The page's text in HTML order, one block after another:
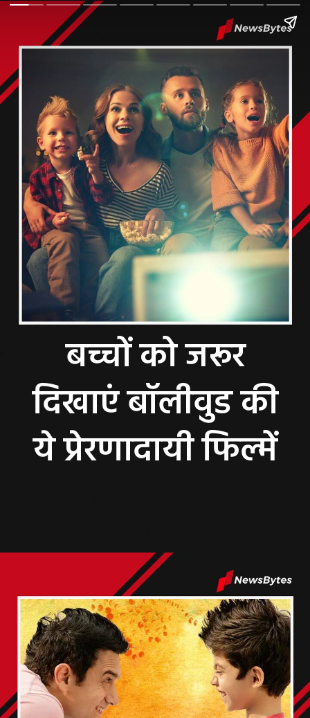
बच्चों को जरूर
दिखाएं बॉलीवुड की
ये प्रेरणादायी फिल्में